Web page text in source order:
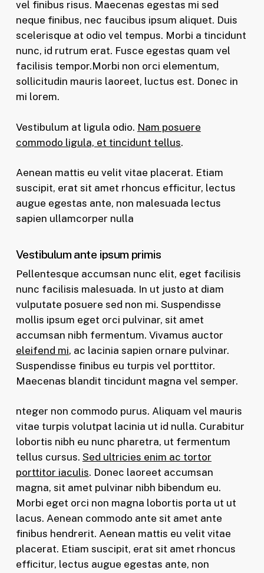
vel finibus risus. Maecenas egestas mi sed
neque finibus, nec faucibus ipsum aliquet. Duis
scelerisque at odio vel tempus. Morbi a tincidunt
nunc, id rutrum erat. Fusce egestas quam vel
facilisis tempor.Morbi non orci elementum,
sollicitudin mauris laoreet, luctus est. Donec in
mi lorem.
Vestibulum at ligula odio. Nam posuere
commodo ligula, et tincidunt tellus.
Aenean mattis eu velit vitae placerat. Etiam
suscipit, erat sit amet rhoncus efficitur, lectus
augue egestas ante, non malesuada lectus
sapien ullamcorper nulla
Vestibulum ante ipsum primis
Pellentesque accumsan nunc elit, eget facilisis
nunc facilisis malesuada. In ut justo at diam
vulputate posuere sed non mi. Suspendisse
mollis ipsum eget orci pulvinar, sit amet
accumsan nibh fermentum. Vivamus auctor
eleifend mi, ac lacinia sapien ornare pulvinar.
Suspendisse finibus eu turpis vel porttitor.
Maecenas blandit tincidunt magna vel semper.
nteger non commodo purus. Aliquam vel mauris
vitae turpis volutpat lacinia ut id nulla. Curabitur
lobortis nibh eu nunc pharetra, ut fermentum
tellus cursus. Sed ultricies enim ac tortor
porttitor iaculis. Donec laoreet accumsan
magna, sit amet pulvinar nibh bibendum eu.
Morbi eget orci non magna lobortis porta ut ut
lacus. Aenean commodo ante sit amet ante
finibus hendrerit. Aenean mattis eu velit vitae
placerat. Etiam suscipit, erat sit amet rhoncus
efficitur, lectus augue egestas ante, non